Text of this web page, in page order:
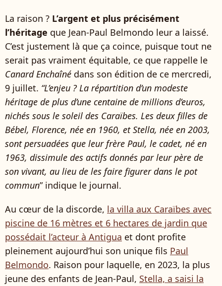
La raison ? L’argent et plus précisément
l’héritage que Jean-Paul Belmondo leur a laissé.
C’est justement là que ça coince, puisque tout ne
serait pas vraiment équitable, ce que rappelle le
Canard Enchaîné dans son édition de ce mercredi,
9 juillet. “L’enjeu ? La répartition d’un modeste
héritage de plus d’une centaine de millions d’euros,
nichés sous le soleil des Caraïbes. Les deux filles de
Bébel, Florence, née en 1960, et Stella, née en 2003,
sont persuadées que leur frère Paul, le cadet, né en
1963, dissimule des actifs donnés par leur père de
son vivant, au lieu de les faire figurer dans le pot
commun” indique le journal.
Au cœur de la discorde, la villa aux Caraïbes avec
piscine de 16 mètres et 6 hectares de jardin que
possédait l’acteur à Antigua et dont profite
pleinement aujourd’hui son unique fils Paul
Belmondo. Raison pour laquelle, en 2023, la plus
jeune des enfants de Jean-Paul, Stella, a saisi la